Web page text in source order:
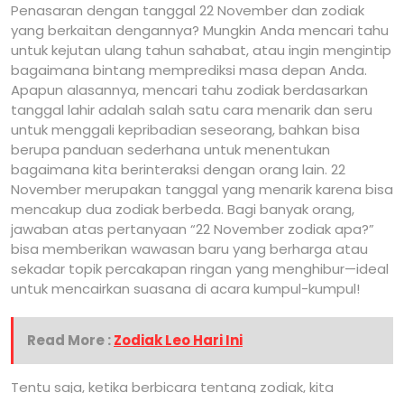
Penasaran dengan tanggal 22 November dan zodiak
yang berkaitan dengannya? Mungkin Anda mencari tahu
untuk kejutan ulang tahun sahabat, atau ingin mengintip
bagaimana bintang memprediksi masa depan Anda.
Apapun alasannya, mencari tahu zodiak berdasarkan
tanggal lahir adalah salah satu cara menarik dan seru
untuk menggali kepribadian seseorang, bahkan bisa
berupa panduan sederhana untuk menentukan
bagaimana kita berinteraksi dengan orang lain. 22
November merupakan tanggal yang menarik karena bisa
mencakup dua zodiak berbeda. Bagi banyak orang,
jawaban atas pertanyaan “22 November zodiak apa?”
bisa memberikan wawasan baru yang berharga atau
sekadar topik percakapan ringan yang menghibur—ideal
untuk mencairkan suasana di acara kumpul-kumpul!
Read More :Zodiak Leo Hari Ini
Tentu saja, ketika berbicara tentang zodiak, kita